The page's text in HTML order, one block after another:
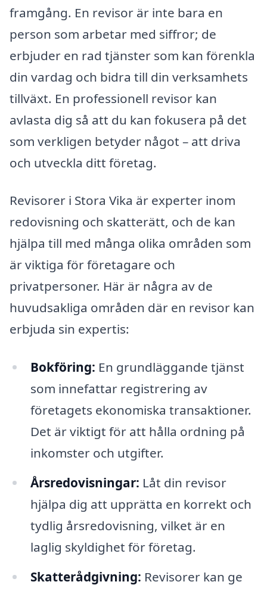
framgång. En revisor är inte bara en
person som arbetar med siffror; de
erbjuder en rad tjänster som kan förenkla
din vardag och bidra till din verksamhets
tillväxt. En professionell revisor kan
avlasta dig så att du kan fokusera på det
som verkligen betyder något – att driva
och utveckla ditt företag.
Revisorer i Stora Vika är experter inom
redovisning och skatterätt, och de kan
hjälpa till med många olika områden som
är viktiga för företagare och
privatpersoner. Här är några av de
huvudsakliga områden där en revisor kan
erbjuda sin expertis:
Bokföring: En grundläggande tjänst
som innefattar registrering av
företagets ekonomiska transaktioner.
Det är viktigt för att hålla ordning på
inkomster och utgifter.
Årsredovisningar: Låt din revisor
hjälpa dig att upprätta en korrekt och
tydlig årsredovisning, vilket är en
laglig skyldighet för företag.
Skatterådgivning: Revisorer kan ge